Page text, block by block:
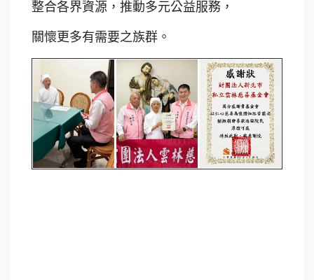
整合各界資源，推動多元公益服務，
關懷更多有需要之族群。